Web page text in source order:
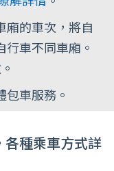
廂的車次，將自
車不同車廂。
車服務。
各種乘車方式詳